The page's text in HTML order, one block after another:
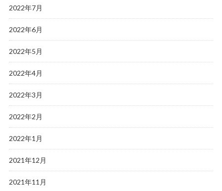
2022年7月
2022年6月
2022年5月
2022年4月
2022年3月
2022年2月
2022年1月
2021年12月
2021年11月